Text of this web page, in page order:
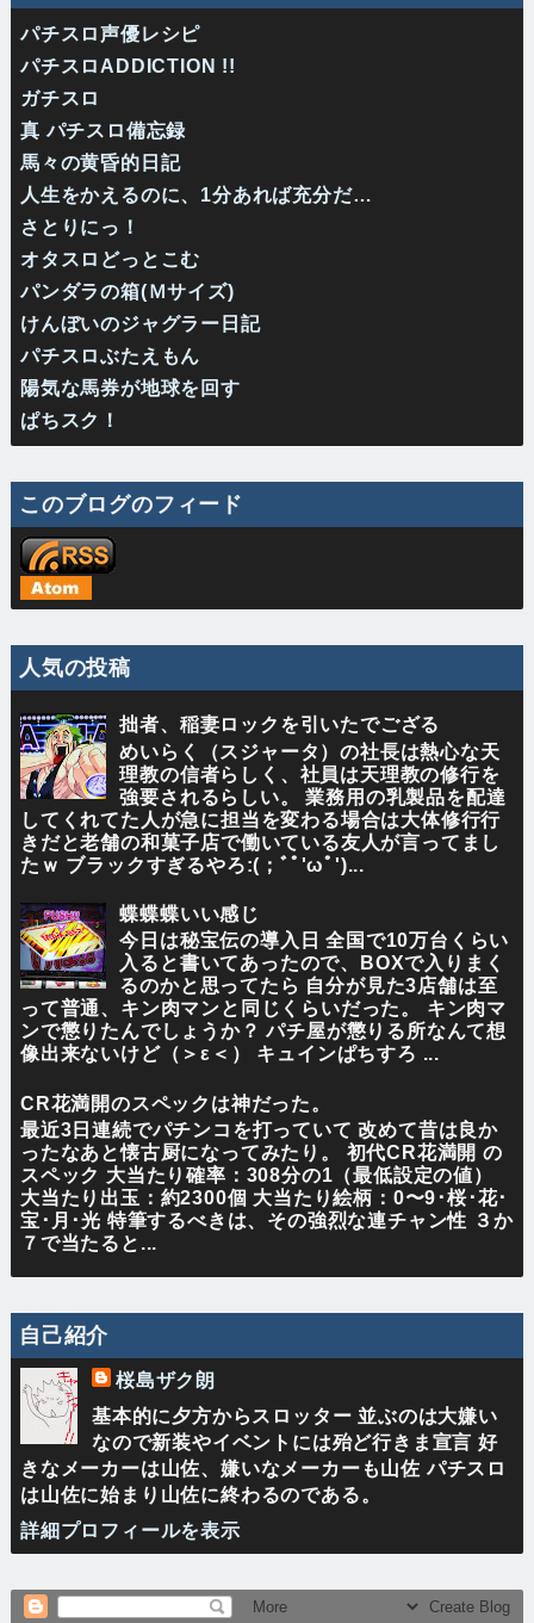
パチスロ声優レシピ
パチスロADDICTION !!
ガチスロ
真 パチスロ備忘録
馬々の黄昏的日記
人生をかえるのに、1分あれば充分だ…
さとりにっ！
オタスロどっとこむ
パンダラの箱(Ｍサイズ)
けんぼいのジャグラー日記
パチスロぶたえもん
陽気な馬券が地球を回す
ぱちスク！
このブログのフィード
人気の投稿
拙者、稲妻ロックを引いたでござる
めいらく（スジャータ）の社長は熱心な天
理教の信者らしく、社員は天理教の修行を
強要されるらしい。 業務用の乳製品を配達
してくれてた人が急に担当を変わる場合は大体修行行
きだと老舗の和菓子店で働いている友人が言ってまし
たｗ ブラックすぎるやろ:(；ﾞﾟ'ωﾟ')...
蝶蝶蝶いい感じ
今日は秘宝伝の導入日 全国で10万台くらい
入ると書いてあったので、BOXで入りまく
るのかと思ってたら 自分が見た3店舗は至
って普通、キン肉マンと同じくらいだった。 キン肉マ
ンで懲りたんでしょうか？ パチ屋が懲りる所なんて想
像出来ないけど（＞ε＜） キュインぱちすろ ...
CR花満開のスペックは神だった。
最近3日連続でパチンコを打っていて 改めて昔は良か
ったなあと懐古厨になってみたり。 初代CR花満開 の
スペック 大当たり確率：308分の1（最低設定の値）
大当たり出玉：約2300個 大当たり絵柄：0〜9･桜･花･
宝･月･光 特筆するべきは、その強烈な連チャン性 ３か
７で当たると...
自己紹介
桜島ザク朗
基本的に夕方からスロッター 並ぶのは大嫌い
なので新装やイベントには殆ど行きま宣言 好
きなメーカーは山佐、嫌いなメーカーも山佐 パチスロ
は山佐に始まり山佐に終わるのである。
詳細プロフィールを表示